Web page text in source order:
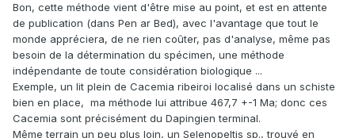
Bon, cette méthode vient d'être mise au point, et est en attente
de publication (dans Pen ar Bed), avec l'avantage que tout le
monde appréciera, de ne rien coûter, pas d'analyse, même pas
besoin de la détermination du spécimen, une méthode
indépendante de toute considération biologique ...
Exemple, un lit plein de Cacemia ribeiroi localisé dans un schiste
bien en place, ma méthode lui attribue 467,7 +-1 Ma; donc ces
Cacemia sont précisément du Dapingien terminal.
Même terrain un peu plus loin, un Selenopeltis sp., trouvé en